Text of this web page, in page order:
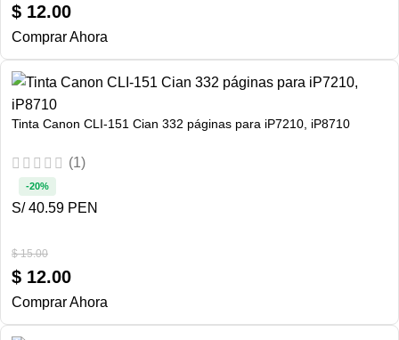
$ 12.00
Comprar Ahora
Tinta Canon CLI-151 Cian 332 páginas para iP7210, iP8710
(1)
$15.00
$ 12.00
-20%
S/ 40.59 PEN
Comprar Ahora